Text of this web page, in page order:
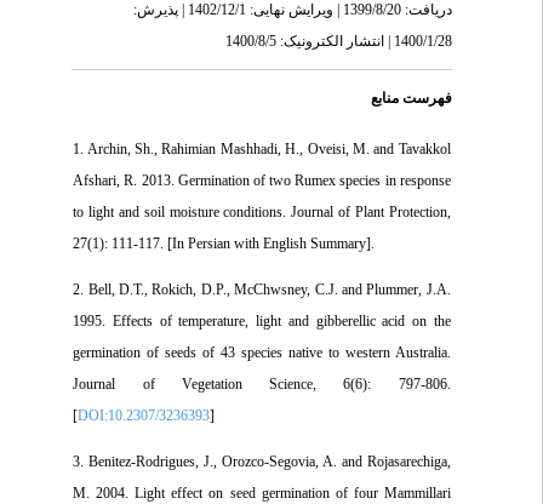
دریافت: 1399/8/20 | ویرایش نهایی: 1402/12/1 | پذیرش:
1400/1/28 | انتشار الکترونیک: 1400/8/5
فهرست منابع
1. Archin, Sh., Rahimian Mashhadi, H., Oveisi, M. and Tavakkol
Afshari, R. 2013. Germination of two Rumex species in response
to light and soil moisture conditions. Journal of Plant Protection,
27(1): 111-117. [In Persian with English Summary].
2. Bell, D.T., Rokich, D.P., McChwsney, C.J. and Plummer, J.A.
1995. Effects of temperature, light and gibberellic acid on the
germination of seeds of 43 species native to western Australia.
Journal of Vegetation Science, 6(6): 797-806.
[DOI:10.2307/3236393
3. Benitez-Rodrigues, J., Orozco-Segovia, A. and Rojasarechiga,
M. 2004. Light effect on seed germination of four Mammillari